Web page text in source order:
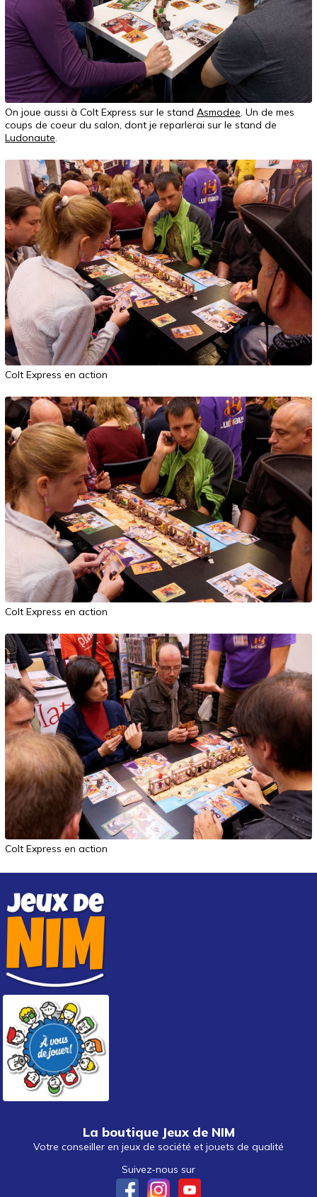
On joue aussi à Colt Express sur le stand Asmodee. Un de mes
coups de coeur du salon, dont je reparlerai sur le stand de
Ludonaute.
Colt Express en action
Colt Express en action
Colt Express en action
La boutique Jeux de NIM
Votre conseiller en jeux de société et jouets de qualité
Suivez-nous sur